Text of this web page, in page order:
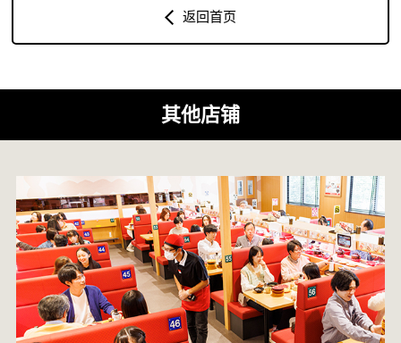
返回首页
其他店铺